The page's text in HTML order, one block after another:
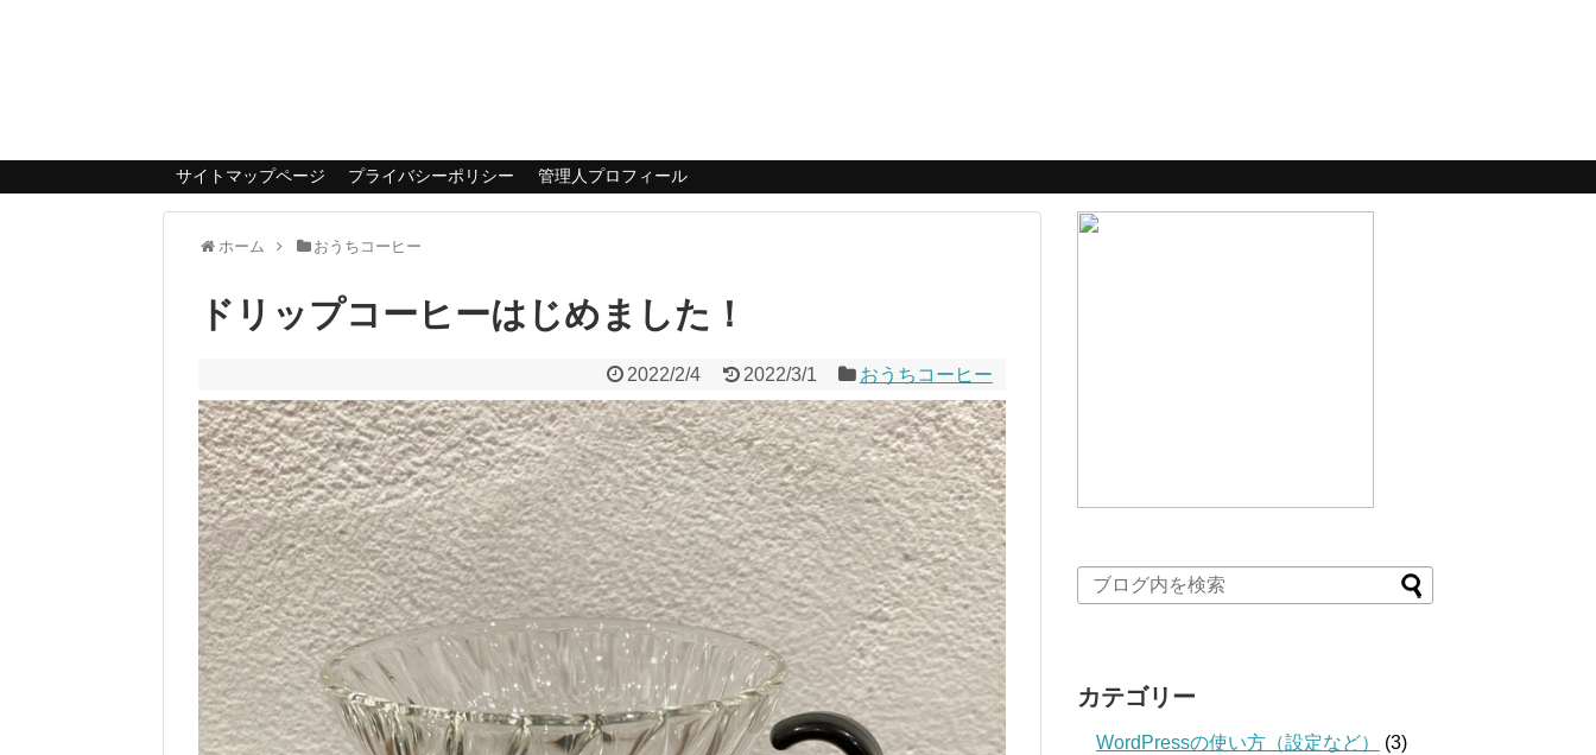
サイトマップページ プライバシーポリシー 管理人プロフィール
ホーム おうちコーヒー
ドリップコーヒーはじめました！
2022/2/4 2022/3/1 おうちコーヒー
カテゴリー
WordPressの使い方（設定など）
(3)